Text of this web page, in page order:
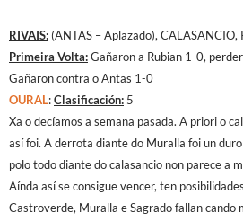
RIVAIS: (ANTAS – Aplazado), CALASANCIO,
Primeira Volta:Gañaron a Rubian 1-0,
Gañaron contra o Antas 1-0
OURAL:Clasificación: 5
Xa o decíamos a semana pasada. A priori o
así foi. A derrota diante do Muralla foi un
polo todo diante do calasancio non parece a
Aínda así se consigue vencer, ten
Castroverde, Muralla e Sagrado fallan cando